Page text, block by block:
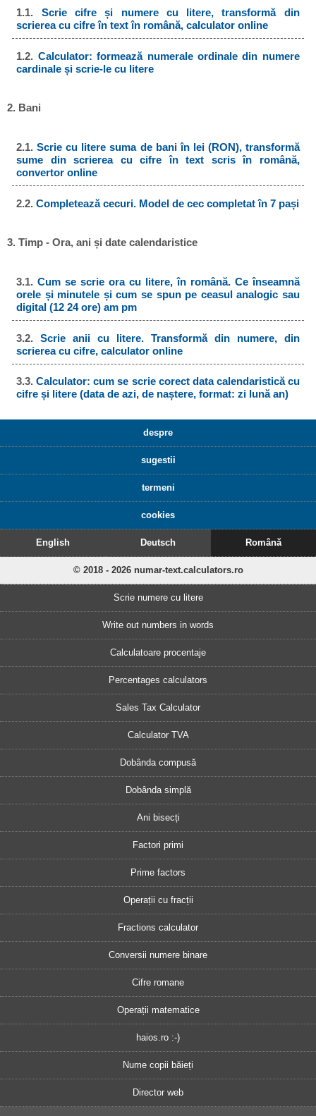
1.1. Scrie cifre și numere cu litere, transformă din
scrierea cu cifre în text în română, calculator online
1.2. Calculator: formează numerale ordinale din numere
cardinale și scrie-le cu litere
2. Bani
2.1.Scrie cu litere suma de bani în lei (RON), transformă
sume din scrierea cu cifre în text scris în română,
convertor online
2.2.Completează cecuri. Model de cec completat în 7 pași
3. Timp - Ora, ani și date calendaristice
3.1.Cum se scrie ora cu litere, în română. Ce înseamnă
orele și minutele și cum se spun pe ceasul analogic sau
digital (12 24 ore) am pm
3.2.Scrie anii cu litere. Transformă din numere, din
scrierea cu cifre, calculator online
3.3.Calculator: cum se scrie corect data calendaristică cu
cifre și litere (data de azi, de naștere, format: zi lună an)
despre
sugestii
termeni
cookies
English Deutsch Română
© 2018 - 2026 numar-text.calculators.ro
Scrie numere cu litere
Write out numbers in words
Calculatoare procentaje
Percentages calculators
Sales Tax Calculator
Calculator TVA
Dobânda compusă
Dobânda simplă
Ani bisecți
Factori primi
Prime factors
Operații cu fracții
Fractions calculator
Conversii numere binare
Cifre romane
Operații matematice
haios.ro :-)
Nume copii băieți
Director web